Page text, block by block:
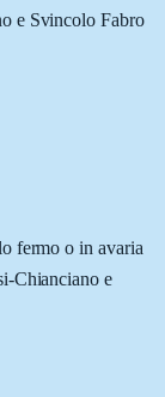
e Svincolo Fabro
fermo o in avaria
Chianciano e